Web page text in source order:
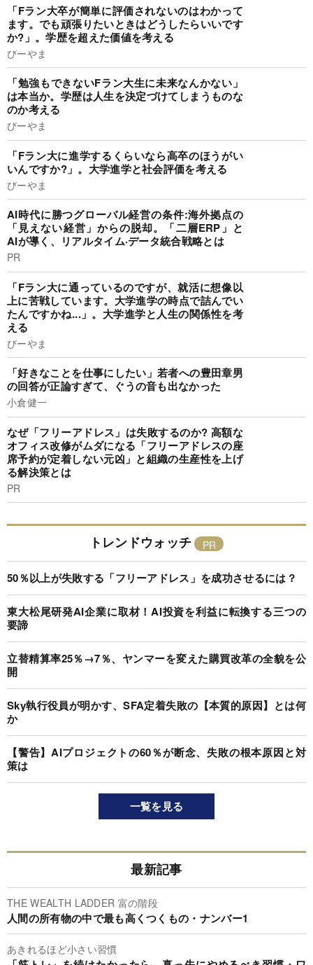
「Fラン大卒が簡単に評価されないのはわかって
ます。でも頑張りたいときはどうしたらいいです
か?」。学歴を超えた価値を考える
びーやま
「勉強もできないFラン大生に未来なんかない」
は本当か。学歴は人生を決定づけてしまうものな
のか考える
びーやま
「Fラン大に進学するくらいなら高卒のほうがい
いんですか?」。大学進学と社会評価を考える
びーやま
AI時代に勝つグローバル経営の条件:海外拠点の
「見えない経営」からの脱却。「二層ERP」と
AIが導く、リアルタイム·データ統合戦略とは
PR
「Fラン大に通っているのですが、就活に想像以
上に苦戦しています。大学進学の時点で詰んでい
たんですかね...」。大学進学と人生の関係性を考
える
びーやま
「好きなことを仕事にしたい」若者への豊田章男
の回答が正論すぎて、ぐうの音も出なかった
小倉健一
なぜ「フリーアドレス」は失敗するのか? 高額な
オフィス改修がムダになる「フリーアドレスの座
席予約が定着しない元凶」と組織の生産性を上げ
る解決策とは
PR
トレンドウォッチ
50％以上が失敗する「フリーアドレス」を成功させるには？
東大松尾研発AI企業に取材！AI投資を利益に転換する三つの
要諦
立替精算率25％→7％、ヤンマーを変えた購買改革の全貌を公
開
Sky執行役員が明かす、SFA定着失敗の【本質的原因】とは何
か
【警告】AIプロジェクトの60％が断念、失敗の根本原因と対
策は
一覧を見る
最新記事
THE WEALTH LADDER 富の階段
人間の所有物の中で最も高くつくもの・ナンバー1
あきれるほど小さい習慣